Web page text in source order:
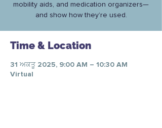
mobility aids, and medication organizers—
and show how they’re used.
Time & Location
31 ਅਕਤੂ 2025, 9:00 AM – 10:30 AM
Virtual